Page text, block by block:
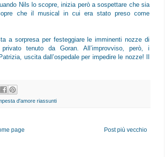
Nils lo scopre, inizia però a sospettare che sia
che il musical in cui era stato preso come
a sorpresa per festeggiare le imminenti nozze di
tenuto da Goran. All’improvviso, però, i
uscita dall’ospedale per impedire le nozze! Il
d'amore riassunti
Post più vecchio
page